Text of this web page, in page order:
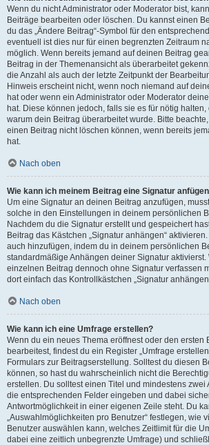
Wenn du nicht Administrator oder Moderator bist,
Beiträge bearbeiten oder löschen. Du kannst einen
du das „Ändere Beitrag“-Symbol für den
eventuell ist dies nur für einen begrenzten Zeitraum
möglich. Wenn bereits jemand auf deinen Beitrag
Beitrag in der Themenansicht als überarbeitet
die Anzahl als auch der letzte Zeitpunkt der
Hinweis erscheint nicht, wenn noch niemand auf
hat oder wenn ein Administrator oder Moderator
hat. Diese können jedoch, falls sie es für nötig
warum dein Beitrag überarbeitet wurde. Bitte
einen Beitrag nicht löschen können, wenn bereits
hat.
Nach oben
Wie kann ich meinem Beitrag eine Signatur
Um eine Signatur an deinen Beitrag anzufügen,
solche in den Einstellungen in deinem persönlichen
Nachdem du die Signatur erstellt und gespeichert
Beitrag das Kästchen „Signatur anhängen“
auch hinzufügen, indem du in deinem persönlichen
standardmäßige Anhängen deiner Signatur aktivierst.
einzelnen Beitrag dennoch ohne Signatur verfassen
dort einfach das Kontrollkästchen „Signatur
Nach oben
Wie kann ich eine Umfrage erstellen?
Wenn du ein neues Thema eröffnest oder den ersten
bearbeitest, findest du ein Register „Umfrage
Formulars zur Beitragserstellung. Solltest du diesen
können, so hast du wahrscheinlich nicht die
erstellen. Du solltest einen Titel und mindestens zwei
die entsprechenden Felder eingeben und dabei
Antwortmöglichkeit in einer eigenen Zeile steht. Du
„Auswahlmöglichkeiten pro Benutzer“ festlegen, wie
Benutzer auswählen kann, welches Zeitlimit für die
dabei eine zeitlich unbegrenzte Umfrage) und